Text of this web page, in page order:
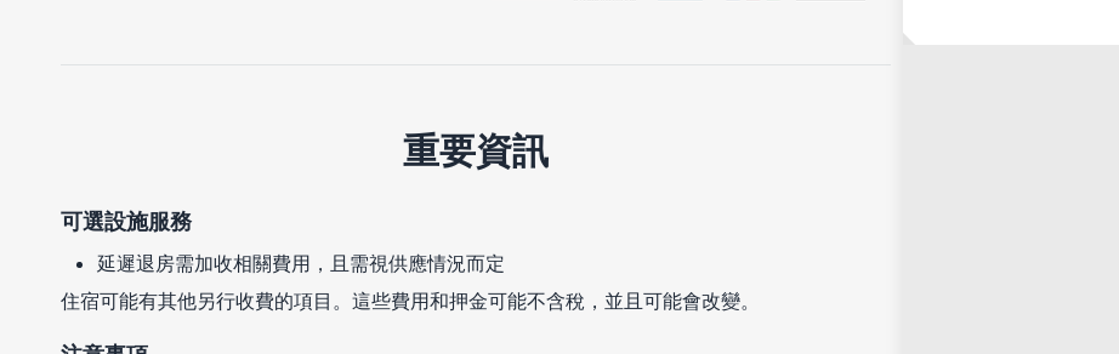
重要資訊
可選設施服務
延遲退房需加收相關費用，且需視供應情況而定
住宿可能有其他另行收費的項目。這些費用和押金可能不含稅，並且可能會改變。